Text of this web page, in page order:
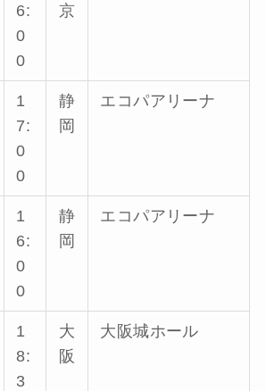
6:
0
0
京
1
7:
0
0
静
岡
エコパアリーナ
1
6:
0
0
静
岡
エコパアリーナ
1
8:
3
大
阪
大阪城ホール